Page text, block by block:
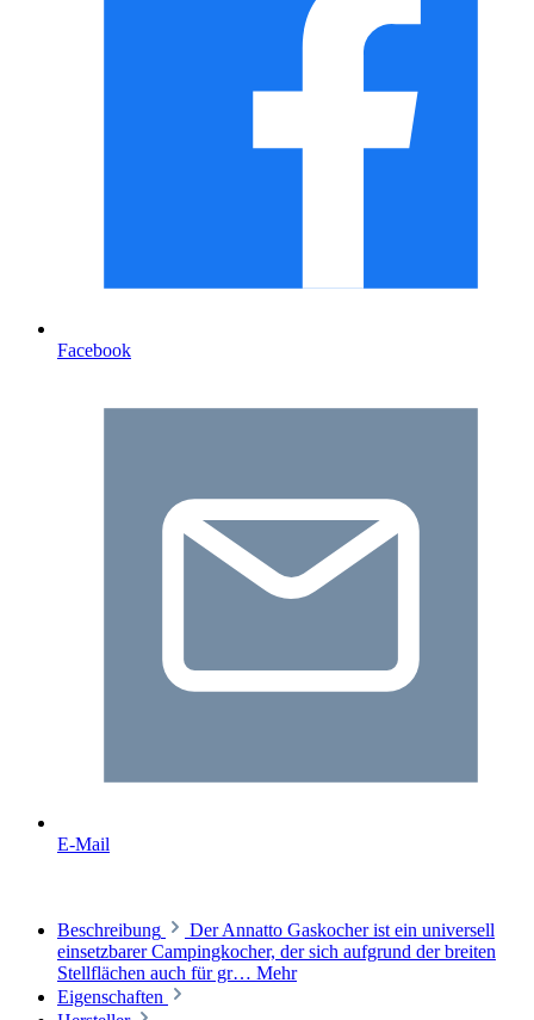
Facebook
E-Mail
Beschreibung
Der Annatto Gaskocher ist ein universell
einsetzbarer Campingkocher, der sich aufgrund der breiten
Stellflächen auch für gr… Mehr
Eigenschaften